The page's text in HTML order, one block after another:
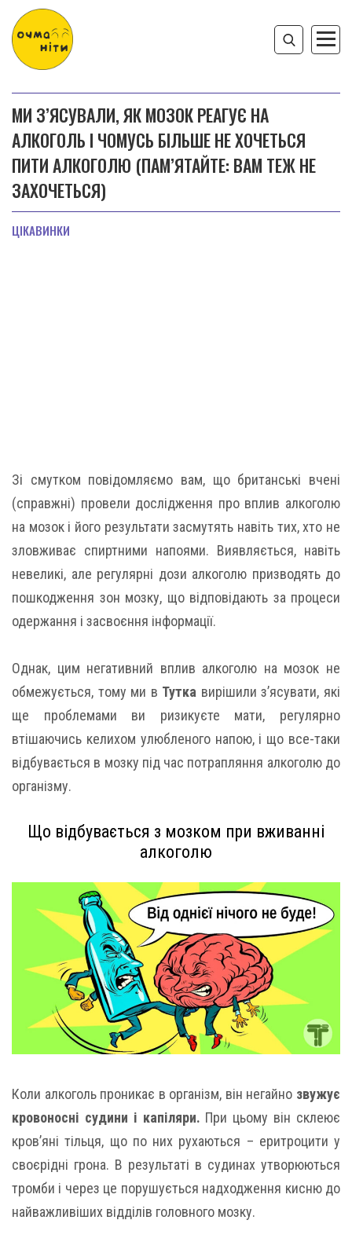
МИ З’ЯСУВАЛИ, ЯК МОЗОК РЕАГУЄ НА
АЛКОГОЛЬ І ЧОМУСЬ БІЛЬШЕ НЕ ХОЧЕТЬСЯ
ПИТИ АЛКОГОЛЮ (ПАМ’ЯТАЙТЕ: ВАМ ТЕЖ НЕ
ЗАХОЧЕТЬСЯ)
ЦІКАВИНКИ
Зі смутком повідомляємо вам, що британські вчені
(справжні) провели дослідження про вплив алкоголю
на мозок і його результати засмутять навіть тих, хто не
зловживає спиртними напоями. Виявляється, навіть
невеликі, але регулярні дози алкоголю призводять до
пошкодження зон мозку, що відповідають за процеси
одержання і засвоєння інформації.
Однак, цим негативний вплив алкоголю на мозок не
обмежується, тому ми в Тутка вирішили з’ясувати, які
ще проблемами ви ризикуєте мати, регулярно
втішаючись келихом улюбленого напою, і що все-таки
відбувається в мозку під час потрапляння алкоголю до
організму.
Що відбувається з мозком при вживанні
алкоголю
Коли алкоголь проникає в організм, він негайно звужує
кровоносні судини і капіляри. При цьому він склеює
кров’яні тільця, що по них рухаються – еритроцити у
своєрідні грона. В результаті в судинах утворюються
тромби і через це порушується надходження кисню до
найважливіших відділів головного мозку.